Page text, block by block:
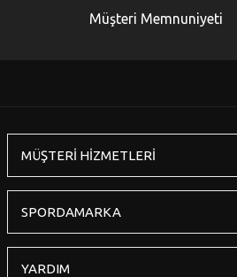
Gönder
Müşteri Memnuniyeti
MÜŞTERİ HİZMETLERİ
SPORDAMARKA
YARDIM